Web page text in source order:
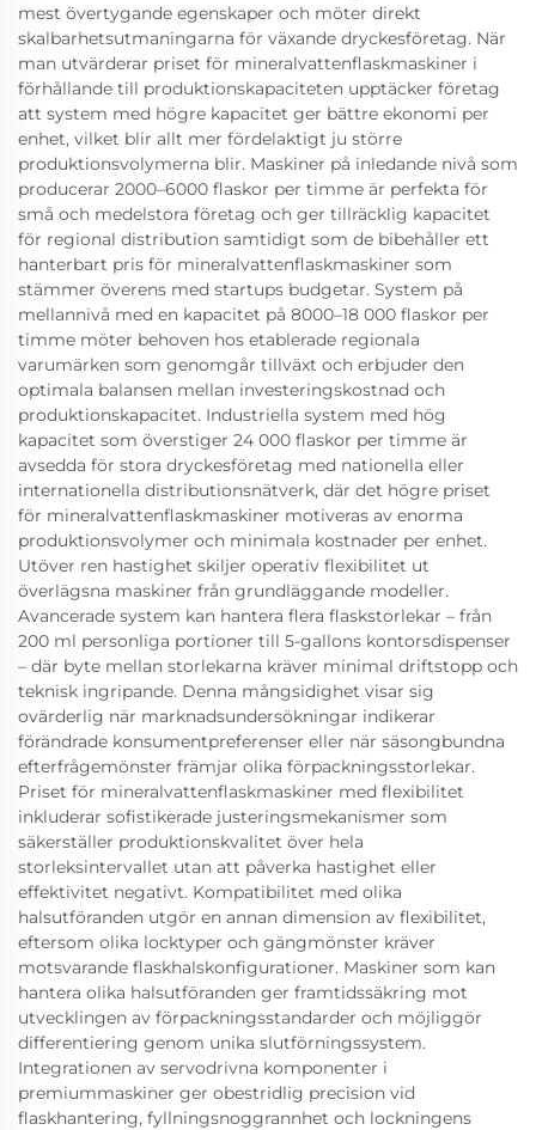
mest övertygande egenskaper och möter direkt
skalbarhetsutmaningarna för växande dryckesföretag. När
man utvärderar priset för mineralvattenflaskmaskiner i
förhållande till produktionskapaciteten upptäcker företag
att system med högre kapacitet ger bättre ekonomi per
enhet, vilket blir allt mer fördelaktigt ju större
produktionsvolymerna blir. Maskiner på inledande nivå som
producerar 2000–6000 flaskor per timme är perfekta för
små och medelstora företag och ger tillräcklig kapacitet
för regional distribution samtidigt som de bibehåller ett
hanterbart pris för mineralvattenflaskmaskiner som
stämmer överens med startups budgetar. System på
mellannivå med en kapacitet på 8000–18 000 flaskor per
timme möter behoven hos etablerade regionala
varumärken som genomgår tillväxt och erbjuder den
optimala balansen mellan investeringskostnad och
produktionskapacitet. Industriella system med hög
kapacitet som överstiger 24 000 flaskor per timme är
avsedda för stora dryckesföretag med nationella eller
internationella distributionsnätverk, där det högre priset
för mineralvattenflaskmaskiner motiveras av enorma
produktionsvolymer och minimala kostnader per enhet.
Utöver ren hastighet skiljer operativ flexibilitet ut
överlägsna maskiner från grundläggande modeller.
Avancerade system kan hantera flera flaskstorlekar – från
200 ml personliga portioner till 5-gallons kontorsdispenser
– där byte mellan storlekarna kräver minimal driftstopp och
teknisk ingripande. Denna mångsidighet visar sig
ovärderlig när marknadsundersökningar indikerar
förändrade konsumentpreferenser eller när säsongbundna
efterfrågemönster främjar olika förpackningsstorlekar.
Priset för mineralvattenflaskmaskiner med flexibilitet
inkluderar sofistikerade justeringsmekanismer som
säkerställer produktionskvalitet över hela
storleksintervallet utan att påverka hastighet eller
effektivitet negativt. Kompatibilitet med olika
halsutföranden utgör en annan dimension av flexibilitet,
eftersom olika locktyper och gängmönster kräver
motsvarande flaskhalskonfigurationer. Maskiner som kan
hantera olika halsutföranden ger framtids­säkring mot
utvecklingen av förpackningsstandarder och möjliggör
differentiering genom unika slutförningssystem.
Integrationen av servodrivna komponenter i
premiummaskiner ger obestridlig precision vid
flaskhantering, fyllningsnoggrannhet och lockningens